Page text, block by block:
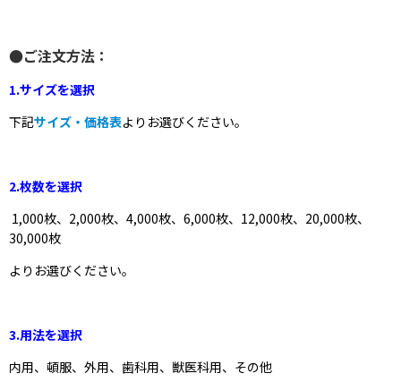
●ご注文方法：
1.サイズを選択
下記サイズ・価格表よりお選びください。
2.枚数を選択
1,000枚、2,000枚、4,000枚、6,000枚、12,000枚、20,000枚、
30,000枚
よりお選びください。
3.用法を選択
内用、頓服、外用、歯科用、獣医科用、その他